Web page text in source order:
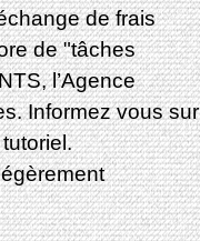
de frais
de "tâches
l’Agence
Informez vous sur